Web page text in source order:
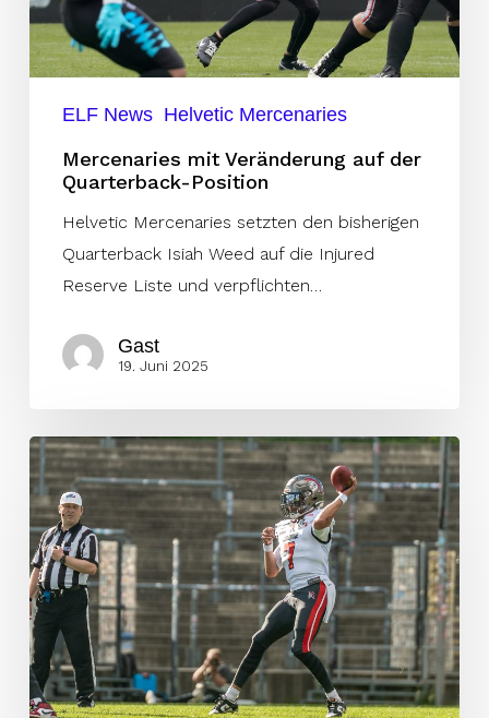
ELF News Helvetic Mercenaries
Mercenaries mit Veränderung auf der
Quarterback-Position
Helvetic Mercenaries setzten den bisherigen
Quarterback Isiah Weed auf die Injured
Reserve Liste und verpflichten…
Gast
19. Juni 2025
Die
Top-
Performer
des
13.
Spieltags